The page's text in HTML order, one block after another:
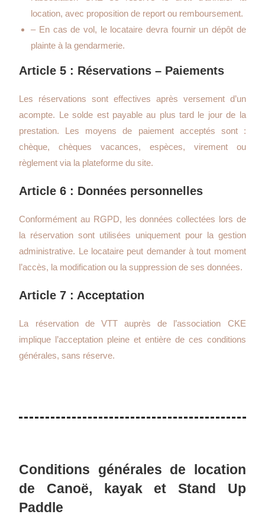
location, avec proposition de report ou remboursement.
– En cas de vol, le locataire devra fournir un dépôt de
plainte à la gendarmerie.
Article 5 : Réservations – Paiements
Les réservations sont effectives après versement d’un
acompte. Le solde est payable au plus tard le jour de la
prestation. Les moyens de paiement acceptés sont :
chèque, chèques vacances, espèces, virement ou
règlement via la plateforme du site.
Article 6 : Données personnelles
Conformément au RGPD, les données collectées lors de
la réservation sont utilisées uniquement pour la gestion
administrative. Le locataire peut demander à tout moment
l’accès, la modification ou la suppression de ses données.
Article 7 : Acceptation
La réservation de VTT auprès de l’association CKE
implique l’acceptation pleine et entière de ces conditions
générales, sans réserve.
Conditions générales de location
de Canoë, kayak et Stand Up
Paddle